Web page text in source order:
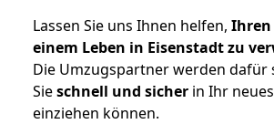
Lassen Sie uns Ihnen helfen, Ihren
einem Leben in Eisenstadt zu
Die Umzugspartner werden dafür
Sieschnell und sicher in Ihr
einziehen können.